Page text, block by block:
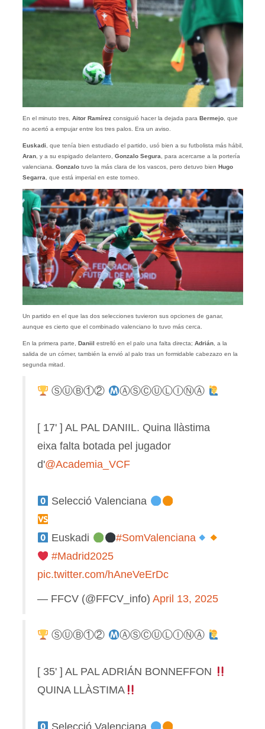
En el minuto tres, Aitor Ramírezconsiguió hacer la dejada para Bermejo, que
no acertó a empujar entre los tres palos. Era un aviso.
Euskadi , que tenía bien estudiado el partido, usó bien a su futbolista más hábil,
Aran, y a su espigado delantero, Gonzalo Segura , para acercarse a la portería
valenciana. Gonzalotuvo la más clara de los vascos, pero detuvo bien Hugo
Segarra , que está imperial en este torneo.
Un partido en el que las dos selecciones tuvieron sus opciones de ganar,
aunque es cierto que el combinado valenciano lo tuvo más cerca.
En la primera parte, Daniil estrelló en el palo una falta directa; Adrián, a la
salida de un córner, también la envió al palo tras un formidable cabezazo en la
segunda mitad.
ⓈⓊⒷ①② ⒶⓈⒸⓊⓁⒾⓃⒶ
[ 17' ] AL PAL DANIIL. Quina llàstima
eixa falta botada pel jugador
d'@Academia_VCF
Selecció Valenciana
Euskadi
#SomValenciana
#Madrid2025
pic.twitter.com/hAneVeErDc
— FFCV (@FFCV_info) April 13, 2025
ⓈⓊⒷ①② ⒶⓈⒸⓊⓁⒾⓃⒶ
[ 35' ] AL PAL ADRIÁN BONNEFFON
QUINA LLÀSTIMA